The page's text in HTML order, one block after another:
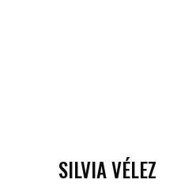
SILVIA VÉLEZ